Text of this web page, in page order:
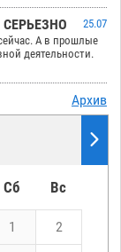
25.07
А в прошлые
деятельности.
Архив
Сб Вс
1 2